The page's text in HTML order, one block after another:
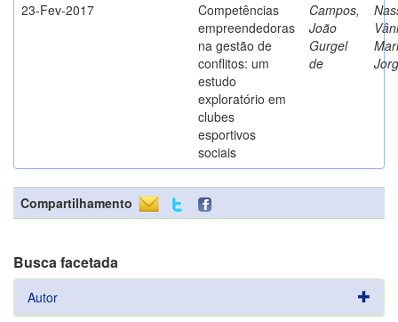
23-Fev-2017
Competências
empreendedoras
na gestão de
conflitos: um
estudo
exploratório em
clubes
esportivos
sociais
Campos,
João
Gurgel
de
Compartilhamento
Busca facetada
Autor